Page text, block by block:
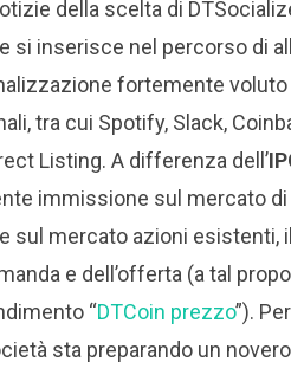
della scelta di
si inserisce nel percorso di
fortemente voluto
tra cui Spotify, Slack,
Listing. A differenza dell’
immissione sul mercato di
sul mercato azioni esistenti,
e dell’offerta (a tal
“DTCoin prezzo”).
sta preparando un